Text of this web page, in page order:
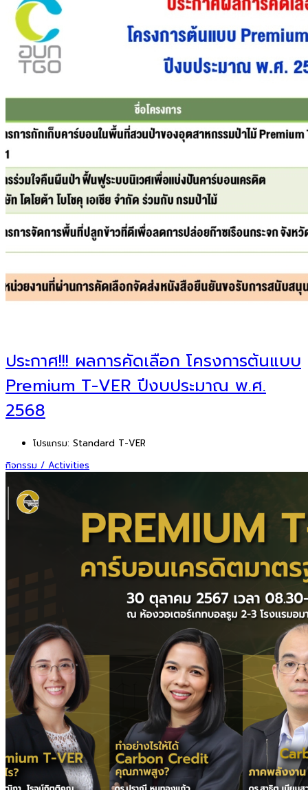
ประกาศ!!! ผลการคัดเลือก โครงการต้นแบบ
Premium T-VER ปีงบประมาณ พ.ศ.
2568
โปรแกรม: Standard T-VER
กิจกรรม / Activities